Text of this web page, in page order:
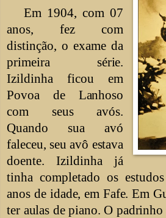
Em 1904, com 07
anos, fez com
distinção, o exame da
primeira série.
Izildinha ficou em
Povoa de Lanhoso
com seus avós.
Quando sua avó
faleceu, seu avô estava
doente.
Izildinha já
tinha completado os
anos deidade, em Fafe.Em
ter aulas de piano. O padrinho